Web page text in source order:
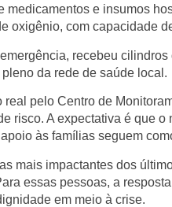
medicamentos e insumos
oxigênio, com capacidade
recebeu
da rede de saúde local.
pelo Centro de
risco. A expectativa é que
às famílias seguem
mais impactantes dos
essas pessoas, a
em meio à crise.